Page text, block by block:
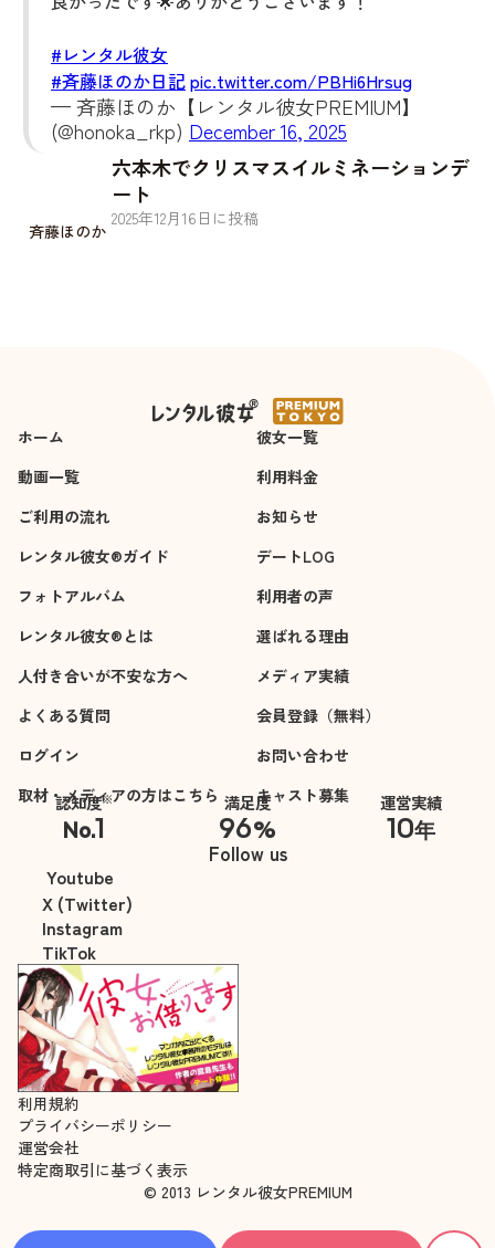
#レンタル彼女
#斉藤ほのか日記pic.twitter.com/PBHi6Hrsug
— 斉藤ほのか【レンタル彼女PREMIUM】
(@honoka_rkp) December 16, 2025
斉藤ほのか
六本木でクリスマスイルミネーションデ
ート
2025年12月 16 日に投稿
ホーム
彼女一覧
動画一覧
利用料金
ご利用の流れ
お知らせ
レンタル彼女®ガイド
デートLOG
フォトアルバム
利用者の声
レンタル彼女®とは
選ばれる理由
人付き合いが不安な方へ
メディア実績
よくある質問
会員登録（無料）
ログイン
お問い合わせ
取材・メディアの方はこちら
キャスト募集
認知度※
No.1
※自社調べ
満足度
96%
運営実績
10年
Follow us
Youtube
X (Twitter)
Instagram
TikTok
利用規約
プライバシーポリシー
運営会社
特定商取引に基づく表示
© 2013 レンタル彼女PREMIUM